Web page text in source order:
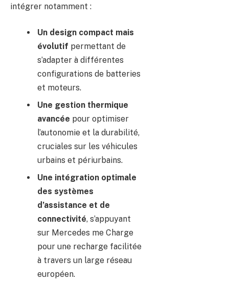
intégrer notamment :
Un design compact mais
évolutif permettant de
s’adapter à différentes
configurations de batteries
et moteurs.
Une gestion thermique
avancée pour optimiser
l’autonomie et la durabilité,
cruciales sur les véhicules
urbains et périurbains.
Une intégration optimale
des systèmes
d’assistance et de
connectivité, s’appuyant
sur Mercedes me Charge
pour une recharge facilitée
à travers un large réseau
européen.